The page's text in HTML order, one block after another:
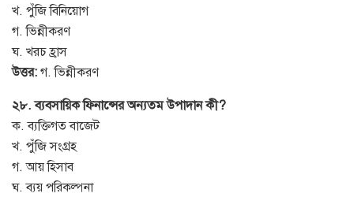
খ. পুঁজি বিনিয়োগ
গ. ভিন্নীকরণ
ঘ. খরচ হ্রাস
উত্তর: গ. ভিন্নীকরণ
২৮. ব্যবসায়িক ফিনান্সের অন্যতম উপাদান কী?
ক. ব্যক্তিগত বাজেট
খ. পুঁজি সংগ্রহ
গ. আয় হিসাব
ঘ. ব্যয় পরিকল্পনা